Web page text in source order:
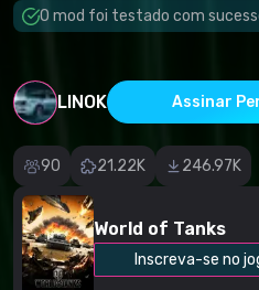
O mod foi testado com
LINOK Assinar
90 21.22K 246.97K
World of Tanks
Inscreva-se no
imprecisa